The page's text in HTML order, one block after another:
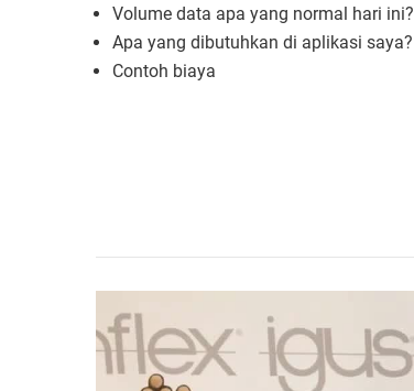
Volume data apa yang normal hari ini?
Apa yang dibutuhkan di aplikasi saya?
Contoh biaya